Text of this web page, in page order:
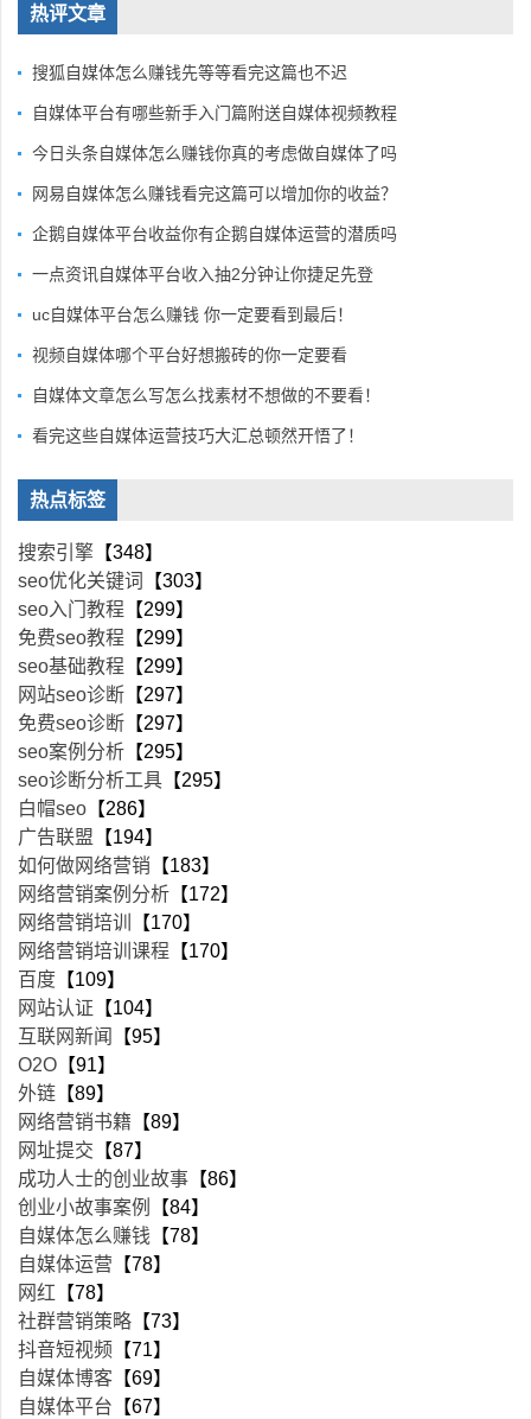
热评文章
搜狐自媒体怎么赚钱先等等看完这篇也不迟
自媒体平台有哪些新手入门篇附送自媒体视频教程
今日头条自媒体怎么赚钱你真的考虑做自媒体了吗
网易自媒体怎么赚钱看完这篇可以增加你的收益？
企鹅自媒体平台收益你有企鹅自媒体运营的潜质吗
一点资讯自媒体平台收入抽2分钟让你捷足先登
uc自媒体平台怎么赚钱 你一定要看到最后！
视频自媒体哪个平台好想搬砖的你一定要看
自媒体文章怎么写怎么找素材不想做的不要看！
看完这些自媒体运营技巧大汇总顿然开悟了！
热点标签
搜索引擎 【348】
seo优化关键词
【303】
seo入门教程 【299】
免费seo教程 【299】
seo基础教程 【299】
网站seo诊断 【297】
免费seo诊断 【297】
seo案例分析 【295】
seo诊断分析工具 【295】
白帽seo 【286】
广告联盟 【194】
如何做网络营销 【183】
网络营销案例分析 【172】
网络营销培训
【170】
网络营销培训课程 【170】
百度 【109】
网站认证 【104】
互联网新闻
【95】
O2O 【91】
外链 【89】
网络营销书籍 【89】
网址提交 【87】
成功人士的创业故事 【86】
创业小故事案例
【84】
自媒体怎么赚钱 【78】
自媒体运营 【78】
网红 【78】
社群营销策略 【73】
抖音短视频 【71】
自媒体博客 【69】
自媒体平台 【67】